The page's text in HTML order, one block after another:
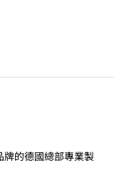
牌的德國總部專業製